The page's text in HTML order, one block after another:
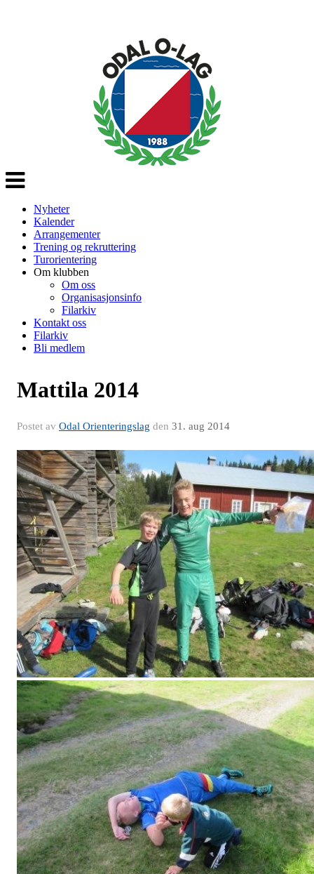
Veksle
navigasjon
Nyheter
Kalender
Arrangementer
Trening og rekruttering
Turorientering
Om klubben
Om oss
Organisasjonsinfo
Filarkiv
Kontakt oss
Filarkiv
Bli medlem
Mattila 2014
Postet av Odal Orienteringslag den 31. aug 2014